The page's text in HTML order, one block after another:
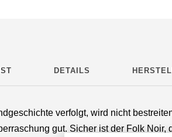
DETAILS
verfolgt, wird nicht
gut. Sicher ist der Folk Noir,